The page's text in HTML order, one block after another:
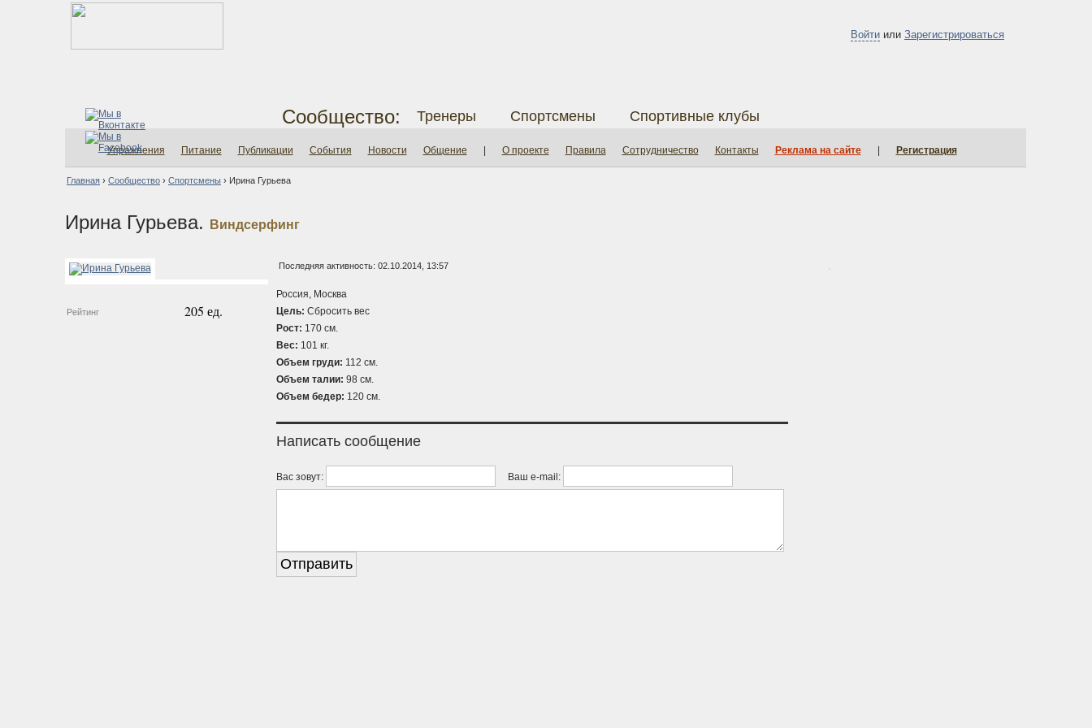
Войти или Зарегистрироваться
Сообщество: Тренеры Спортсмены Спортивные клубы
Упражнения Питание Публикации События Новости Общение О проекте Правила Сотрудничество Контакты Реклама на сайте Регистрация
Главная › Сообщество › Спортсмены › Ирина Гурьева
Ирина Гурьева. Виндсерфинг
Рейтинг 205 ед.
Последняя активность: 02.10.2014, 13:57
Россия, Москва
Цель: Сбросить вес
Рост: 170 см.
Вес: 101 кг.
Объем груди: 112 см.
Объем талии: 98 см.
Объем бедер: 120 см.
Написать сообщение
Вас зовут: Ваш e-mail: